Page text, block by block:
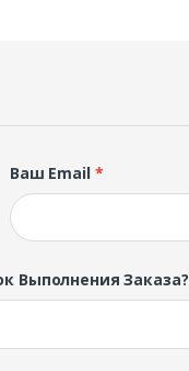
Ваш Email *
Выполнения Заказа?